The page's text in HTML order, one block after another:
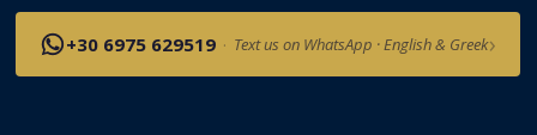
+30 6975 629519 · Text us on WhatsApp · English & Greek›